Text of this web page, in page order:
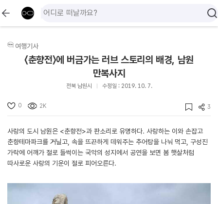
여행기사
〈춘향전〉에 버금가는 러브 스토리의 배경, 남원
만복사지
전북 남원시 수정일 : 2019. 10. 7.
0 2K 3
사랑의 도시 남원은 <춘향전>과 판소리로 유명하다. 사랑하는 이와 손잡고
춘향테마파크를 거닐고, 속을 뜨끈하게 데워주는 추어탕을 나눠 먹고, 구성진
가락에 어깨가 절로 들썩이는 국악의 성지에서 공연을 보면 봄 햇살처럼
따사로운 사랑의 기운이 절로 피어오른다.